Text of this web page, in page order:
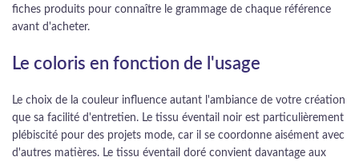
fiches produits pour connaître le grammage de chaque référence
avant d'acheter.
Le coloris en fonction de l'usage
Le choix de la couleur influence autant l'ambiance de votre création
que sa facilité d'entretien. Le tissu éventail noir est particulièrement
plébiscité pour des projets mode, car il se coordonne aisément avec
d'autres matières. Le tissu éventail doré convient davantage aux